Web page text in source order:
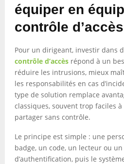
équiper en
contrôle d’accès
Pour un dirigeant, investir dans
contrôle d’accès répond à un
réduire les intrusions, mieux
les responsabilités en cas
type de solution remplace
classiques, souvent trop faciles
partager sans contrôle.
Le principe est simple : une
badge, un code, un lecteur ou
d’authentification, puis le